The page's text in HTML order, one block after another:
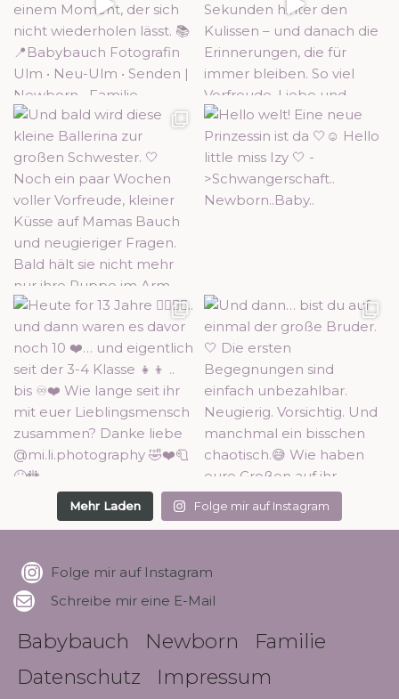
Mehr Laden Folge mir auf Instagram
Folge mir auf Instagram
Schreibe mir eine E-Mail
Babybauch Newborn
Familie
Datenschutz
Impressum